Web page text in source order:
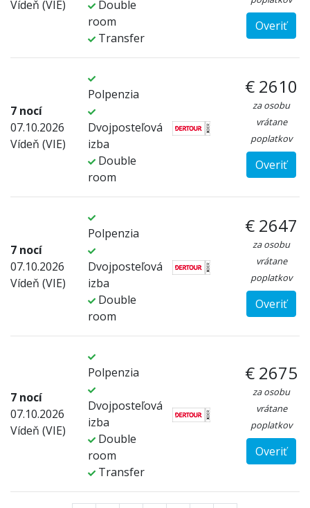
Vídeň (VIE)
Double
room
Transfer
Overiť
7 nocí
07.10.2026
Vídeň (VIE)
Polpenzia
Dvojposteľová
izba
Double
room
€ 2610
za osobu
vrátane
poplatkov
Overiť
7 nocí
07.10.2026
Vídeň (VIE)
Polpenzia
Dvojposteľová
izba
Double
room
€ 2647
za osobu
vrátane
poplatkov
Overiť
7 nocí
07.10.2026
Vídeň (VIE)
Polpenzia
Dvojposteľová
izba
Double
room
Transfer
€ 2675
za osobu
vrátane
poplatkov
Overiť